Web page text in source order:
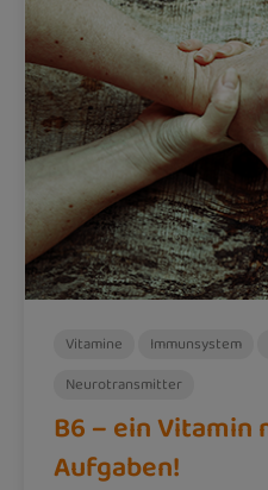
Vitamine Immunsystem
Neurotransmitter
B6 – ein Vitamin
Aufgaben!